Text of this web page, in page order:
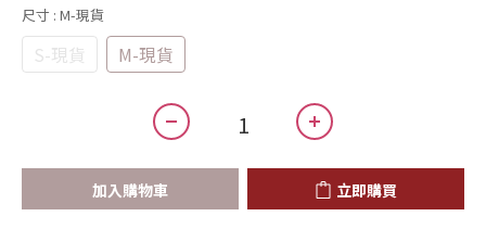
尺寸 : M-現貨
S-現貨 M-現貨
加入購物車 立即購買